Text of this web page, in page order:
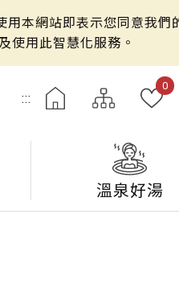
本網站即表示您同意我們
使用此智慧化服務。
:::
0
溫泉好湯